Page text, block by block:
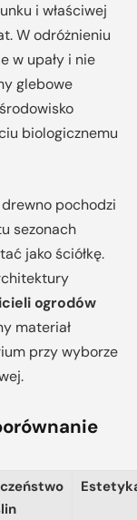
i właściwej
W odróżnieniu
w upały i nie
glebowe
biologicznemu
pochodzi
sezonach
jako ściółkę.
ogrodów
materiał
przy wyborze